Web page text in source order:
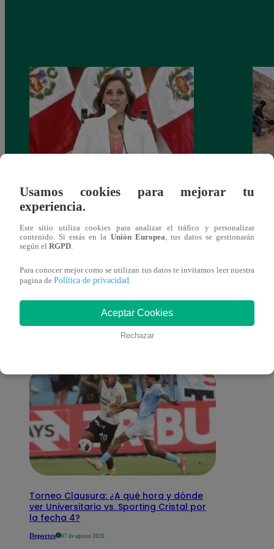
salario presidencial se aplique desde 2026
También te puede
interesar
Torneo Clausura: ¿A qué hora y dónde
ver Universitario vs. Sporting Cristal por
la fecha 4?
Deportes 07 de agosto 2026
Usamos cookies para mejorar tu
experiencia.
Este sitio utiliza cookies para analizar el tráfico y personalizar
contenido. Si estás en la Unión Europea , tus datos se gestionarán
según el RGPD
Para conocer mejor como se utilizan tus datos te invitamos leer nuestra
pagina de Política de privacidad
Aceptar Cookies
Rechazar